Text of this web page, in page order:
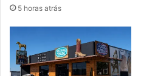
5 horas atrás